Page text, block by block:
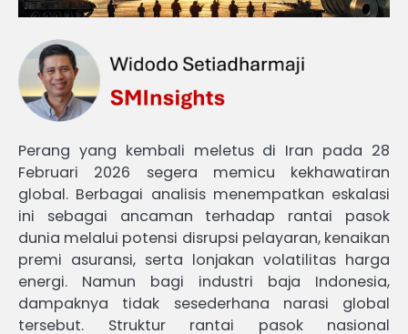
Perang yang kembali meletus di Iran pada 28
Februari 2026 segera memicu kekhawatiran
global. Berbagai analisis menempatkan eskalasi
ini sebagai ancaman terhadap rantai pasok
dunia melalui potensi disrupsi pelayaran, kenaikan
premi asuransi, serta lonjakan volatilitas harga
energi. Namun bagi industri baja Indonesia,
dampaknya tidak sesederhana narasi global
tersebut. Struktur rantai pasok nasional